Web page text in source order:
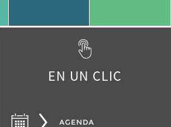
EN UN CLIC
AGENDA